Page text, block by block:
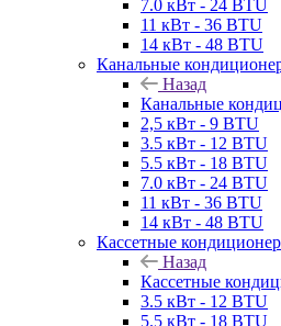
7.0 кВт - 24 BTU
11 кВт - 36 BTU
14 кВт - 48 BTU
Канальные
Назад
Канальные
2,5 кВт - 9 BTU
3.5 кВт - 12 BTU
5.5 кВт - 18 BTU
7.0 кВт - 24 BTU
11 кВт - 36 BTU
14 кВт - 48 BTU
Кассетные
Назад
Кассетные
3.5 кВт - 12 BTU
5.5 кВт - 18 BTU